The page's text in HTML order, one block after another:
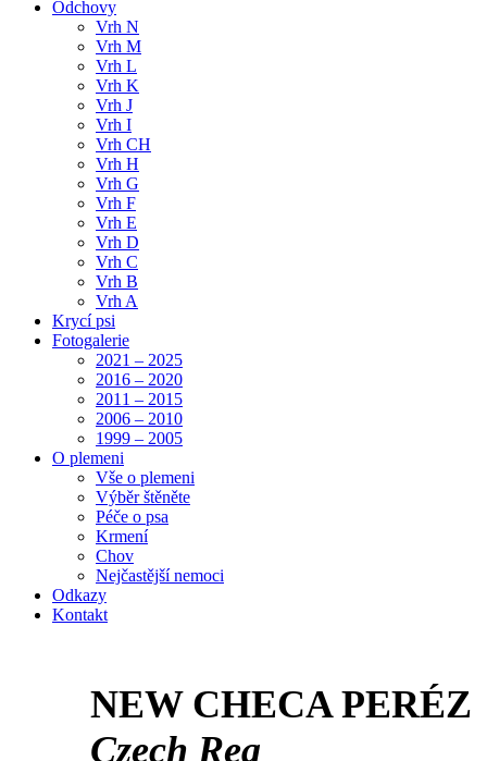
Odchovy
Vrh N
Vrh M
Vrh L
Vrh K
Vrh J
Vrh I
Vrh CH
Vrh H
Vrh G
Vrh F
Vrh E
Vrh D
Vrh C
Vrh B
Vrh A
Krycí psi
Fotogalerie
2021 – 2025
2016 – 2020
2011 – 2015
2006 – 2010
1999 – 2005
O plemeni
Vše o plemeni
Výběr štěněte
Péče o psa
Krmení
Chov
Nejčastější nemoci
Odkazy
Kontakt
NEW CHECA PERÉZ
Czech Rea